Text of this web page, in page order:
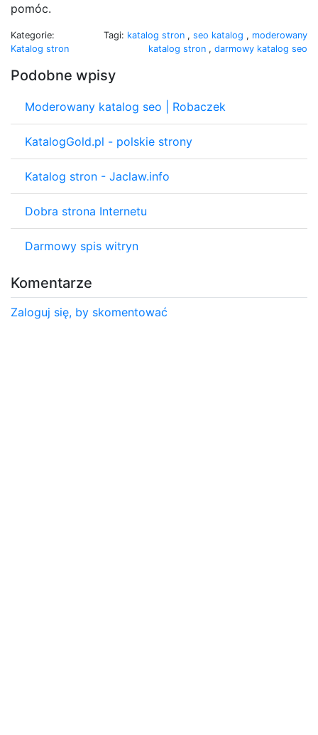
pomóc.
Kategorie:
Katalog stron
Tagi: katalog stron , seo katalog , moderowany
katalog stron , darmowy katalog seo
Podobne wpisy
Moderowany katalog seo | Robaczek
KatalogGold.pl - polskie strony
Katalog stron - Jaclaw.info
Dobra strona Internetu
Darmowy spis witryn
Komentarze
Zaloguj się, by skomentować